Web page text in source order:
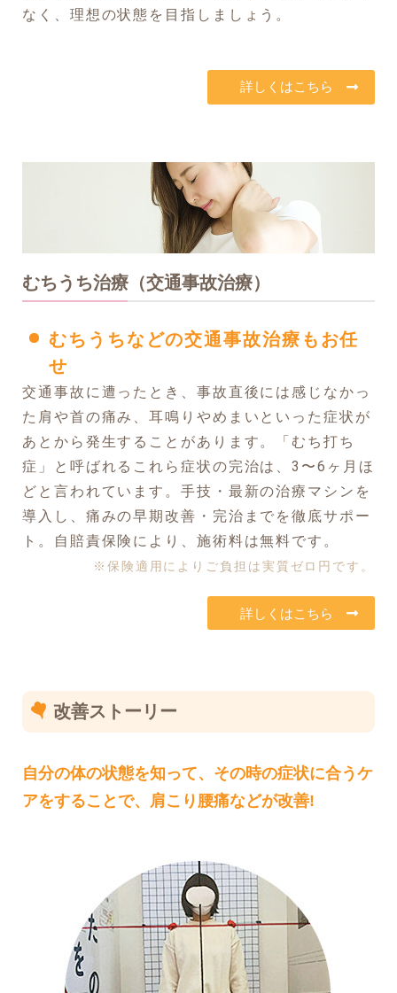
なく、理想の状態を目指しましょう。
詳しくはこちら
むちうち治療（交通事故治療）
むちうちなどの交通事故治療もお任
せ
交通事故に遭ったとき、事故直後には感じなかっ
た肩や首の痛み、耳鳴りやめまいといった症状が
あとから発生することがあります。「むち打ち
症」と呼ばれるこれら症状の完治は、3〜6ヶ月ほ
どと言われています。手技・最新の治療マシンを
導入し、痛みの早期改善・完治までを徹底サポー
ト。自賠責保険により、施術料は無料です。
※保険適用によりご負担は実質ゼロ円です。
詳しくはこちら
改善ストーリー
自分の体の状態を知って、その時の症状に合うケ
アをすることで、肩こり腰痛などが改善!